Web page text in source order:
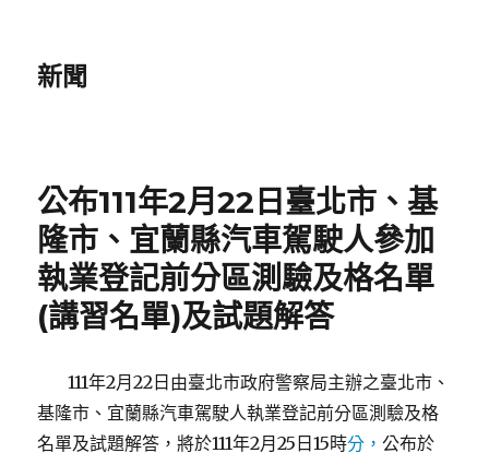
新聞
公布111年2月22日臺北市、基
隆市、宜蘭縣汽車駕駛人參加
執業登記前分區測驗及格名單
(講習名單)及試題解答
111年2月22日由臺北市政府警察局主辦之臺北市、
基隆市、宜蘭縣汽車駕駛人執業登記前分區測驗及格
名單及試題解答，將於111年2月25日15時分，公布於